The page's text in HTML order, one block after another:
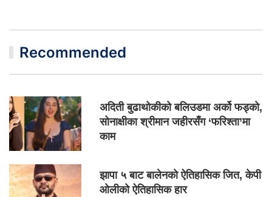
Recommended
अदिती बुढाथोकीको बलिउडमा अर्को फड्को,
सोनाक्षीका श्रीमान जहीरसँग ‘फरिश्ता’मा
काम
झापा ५ बाट बालेनको ऐतिहासिक जित, केपी
ओलीको ऐतिहासिक हार